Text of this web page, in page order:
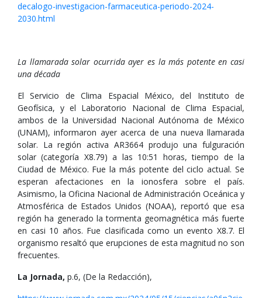
decalogo-investigacion-farmaceutica-periodo-2024-
2030.html
La llamarada solar ocurrida ayer es la más potente en casi
una década
El Servicio de Clima Espacial México, del Instituto de
Geofísica, y el Laboratorio Nacional de Clima Espacial,
ambos de la Universidad Nacional Autónoma de México
(UNAM), informaron ayer acerca de una nueva llamarada
solar. La región activa AR3664 produjo una fulguración
solar (categoría X8.79) a las 10:51 horas, tiempo de la
Ciudad de México. Fue la más potente del ciclo actual. Se
esperan afectaciones en la ionosfera sobre el país.
Asimismo, la Oficina Nacional de Administración Oceánica y
Atmosférica de Estados Unidos (NOAA), reportó que esa
región ha generado la tormenta geomagnética más fuerte
en casi 10 años. Fue clasificada como un evento X8.7. El
organismo resaltó que erupciones de esta magnitud no son
frecuentes.
La Jornada, p.6, (De la Redacción),